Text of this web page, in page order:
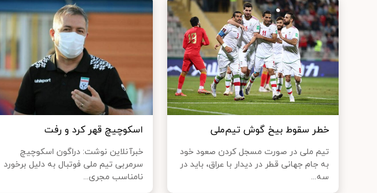
خطر سقوط بیخ گوش تیم‌ملی
تیم ملی در صورت مسجل کردن صعود خود
به جام جهانی قطر در دیدار با عراق، باید در
سه...
اسکوچیچ قهر کرد و رفت
خبرآنلاین نوشت: دراگون اسکوچیچ
سرمربی تیم ملی فوتبال به دلیل برخورد
نامناسب مجری...